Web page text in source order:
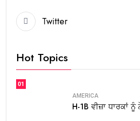
Twitter
Hot Topics
01
AMERICA
H-1B ਵੀਜ਼ਾ ਧਾਰਕਾਂ